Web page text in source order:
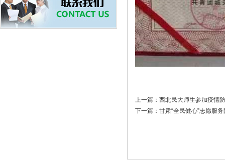
上一篇： 西北民大师生参加疫情
下一篇： 甘肃“全民健心”志愿服